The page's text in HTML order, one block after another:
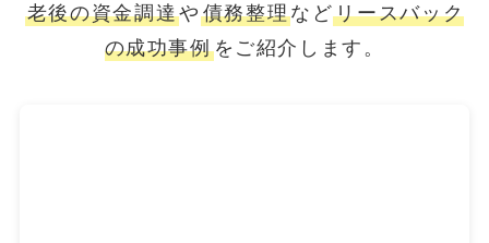
老後の資金調達や 債務整理などリースバック
の成功事例をご紹介します。